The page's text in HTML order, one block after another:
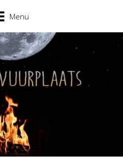
Menu